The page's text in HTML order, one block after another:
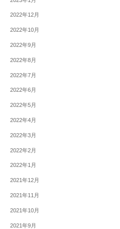
2022年12月
2022年10月
2022年9月
2022年8月
2022年7月
2022年6月
2022年5月
2022年4月
2022年3月
2022年2月
2022年1月
2021年12月
2021年11月
2021年10月
2021年9月